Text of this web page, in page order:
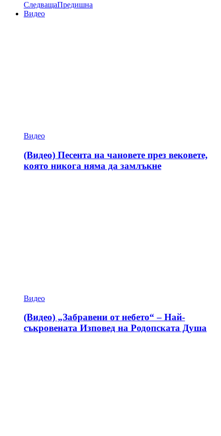
СледващаПредишна
Видео
Видео
(Видео) Песента на чановете през вековете,
която никога няма да замлъкне
Видео
(Видео) „Забравени от небето“ – Най-
съкровената Изповед на Родопската Душа